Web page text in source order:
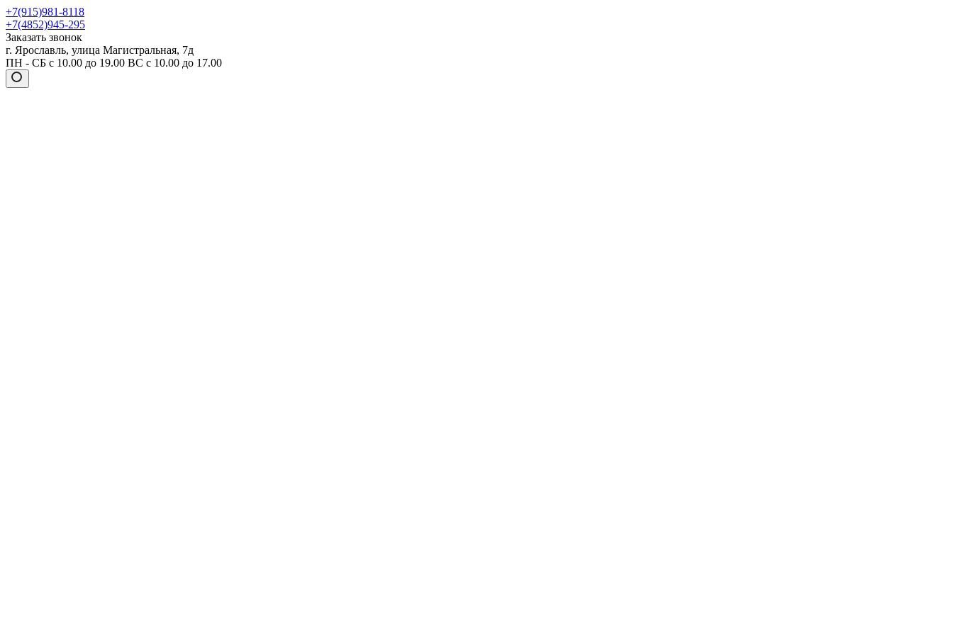
+7(915)981-8118
+7(4852)945-295
Заказать звонок
г. Ярославль, улица Магистральная, 7д
ПН - СБ с 10.00 до 19.00 ВС с 10.00 до 17.00